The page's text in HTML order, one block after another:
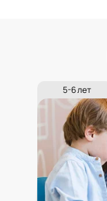
5-6 лет